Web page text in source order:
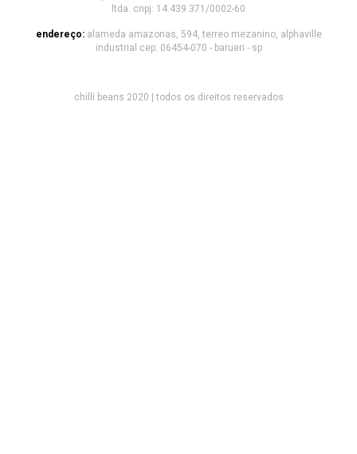
ltda. cnpj: 14.439.371/0002-60
endereço: alameda amazonas, 594, terreo mezanino, alphaville
industrial cep: 06454-070 - barueri - sp
chilli beans 2020 | todos os direitos reservados